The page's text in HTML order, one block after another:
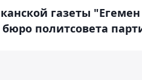
газеты
политсовета